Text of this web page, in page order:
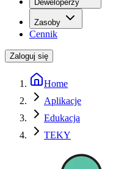
Deweloperzy
Zasoby
Cennik
Zaloguj się
Home
Aplikacje
Edukacja
TEKY